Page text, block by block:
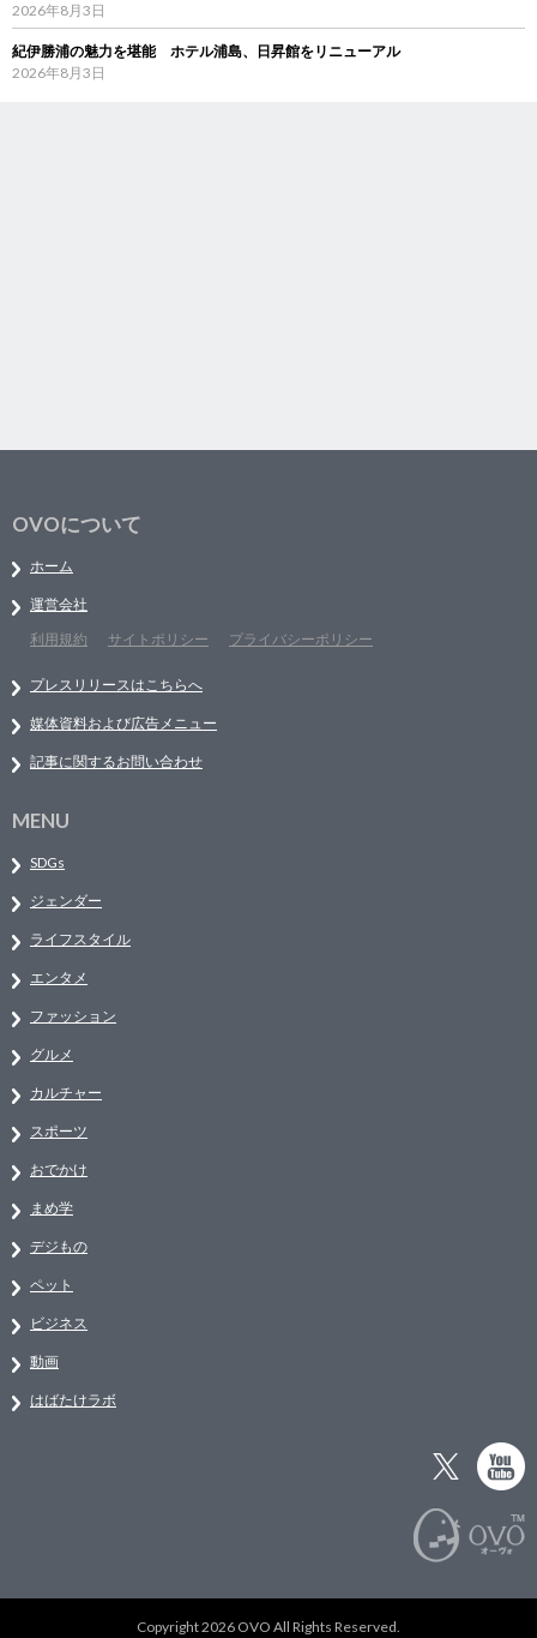
2026年8月3日
紀伊勝浦の魅力を堪能 ホテル浦島、日昇館をリニューアル
2026年8月3日
OVOについて
ホーム
運営会社
利用規約
サイトポリシー プライバシーポリシー
プレスリリースはこちらへ
媒体資料および広告メニュー
記事に関するお問い合わせ
MENU
SDGs
ジェンダー
ライフスタイル
エンタメ
ファッション
グルメ
カルチャー
スポーツ
おでかけ
まめ学
デジもの
ペット
ビジネス
動画
はばたけラボ
Copyright 2026 OVO All Rights Reserved.